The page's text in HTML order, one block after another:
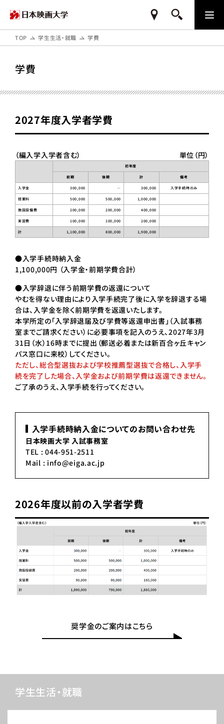
TOP 学生生活・就職 学費
学費
2027年度入学者学費
（編入学入学者含む） 単位（円）
初年度
前期 後期 計 備考
入学金 300,000 ― 300,000 入学手続時のみ
授業料 500,000 500,000 1,000,000
施設設備費 200,000 200,000 400,000
実習費 100,000 100,000 200,000
計 1,100,000 800,000 1,900,000
●入学手続時納入金
1,100,000円 （入学金・前期学費合計）
●入学辞退に伴う前期学費の返還について
やむを得ない理由により入学手続完了後に入学を辞退する場
合は、入学金を除く前期学費を返還いたします。
本学所定の「入学辞退届及び学費等返還申出書」（入試事務
室までご請求ください）に必要事項を記入のうえ、2027年3月
31日（水）16時までに提出（郵送必着または新百合ヶ丘キャン
パス窓口に来校）してください。
ただし、総合型選抜および学校推薦型選抜で合格し、入学手
続を完了した場合、入学金および前期学費は返還できません。
ご了承のうえ、入学手続を行ってください。
入学手続時納入金についてのお問い合わせ先
日本映画大学 入試事務室
TEL : 044-951-2511
Mail : info@eiga.ac.jp
2026年度以前の入学者学費
奨学金のご案内はこちら
学生生活・就職